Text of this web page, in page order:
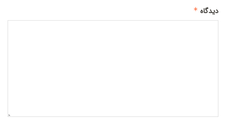
دیدگاه *